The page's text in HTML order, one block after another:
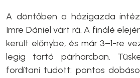
A döntőben a házigazda
Imre Dániel várt rá. A finálé
került előnybe, és már 3–1-re
legig tartó párharcban.
fordítani tudott: pontos